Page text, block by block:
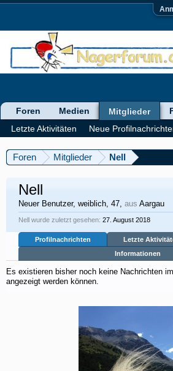
Foren Mitglieder Nell
Nell
Neuer Benutzer, weiblich, 47, aus Aargau
Nell wurde zuletzt gesehen: 27. August 2018
Profilnachrichten Letzte
Informationen
Es existieren bisher noch keine Nachrichten
angezeigt werden können.
Foren Medien
Mitglieder
Letzte Aktivitäten
Neue